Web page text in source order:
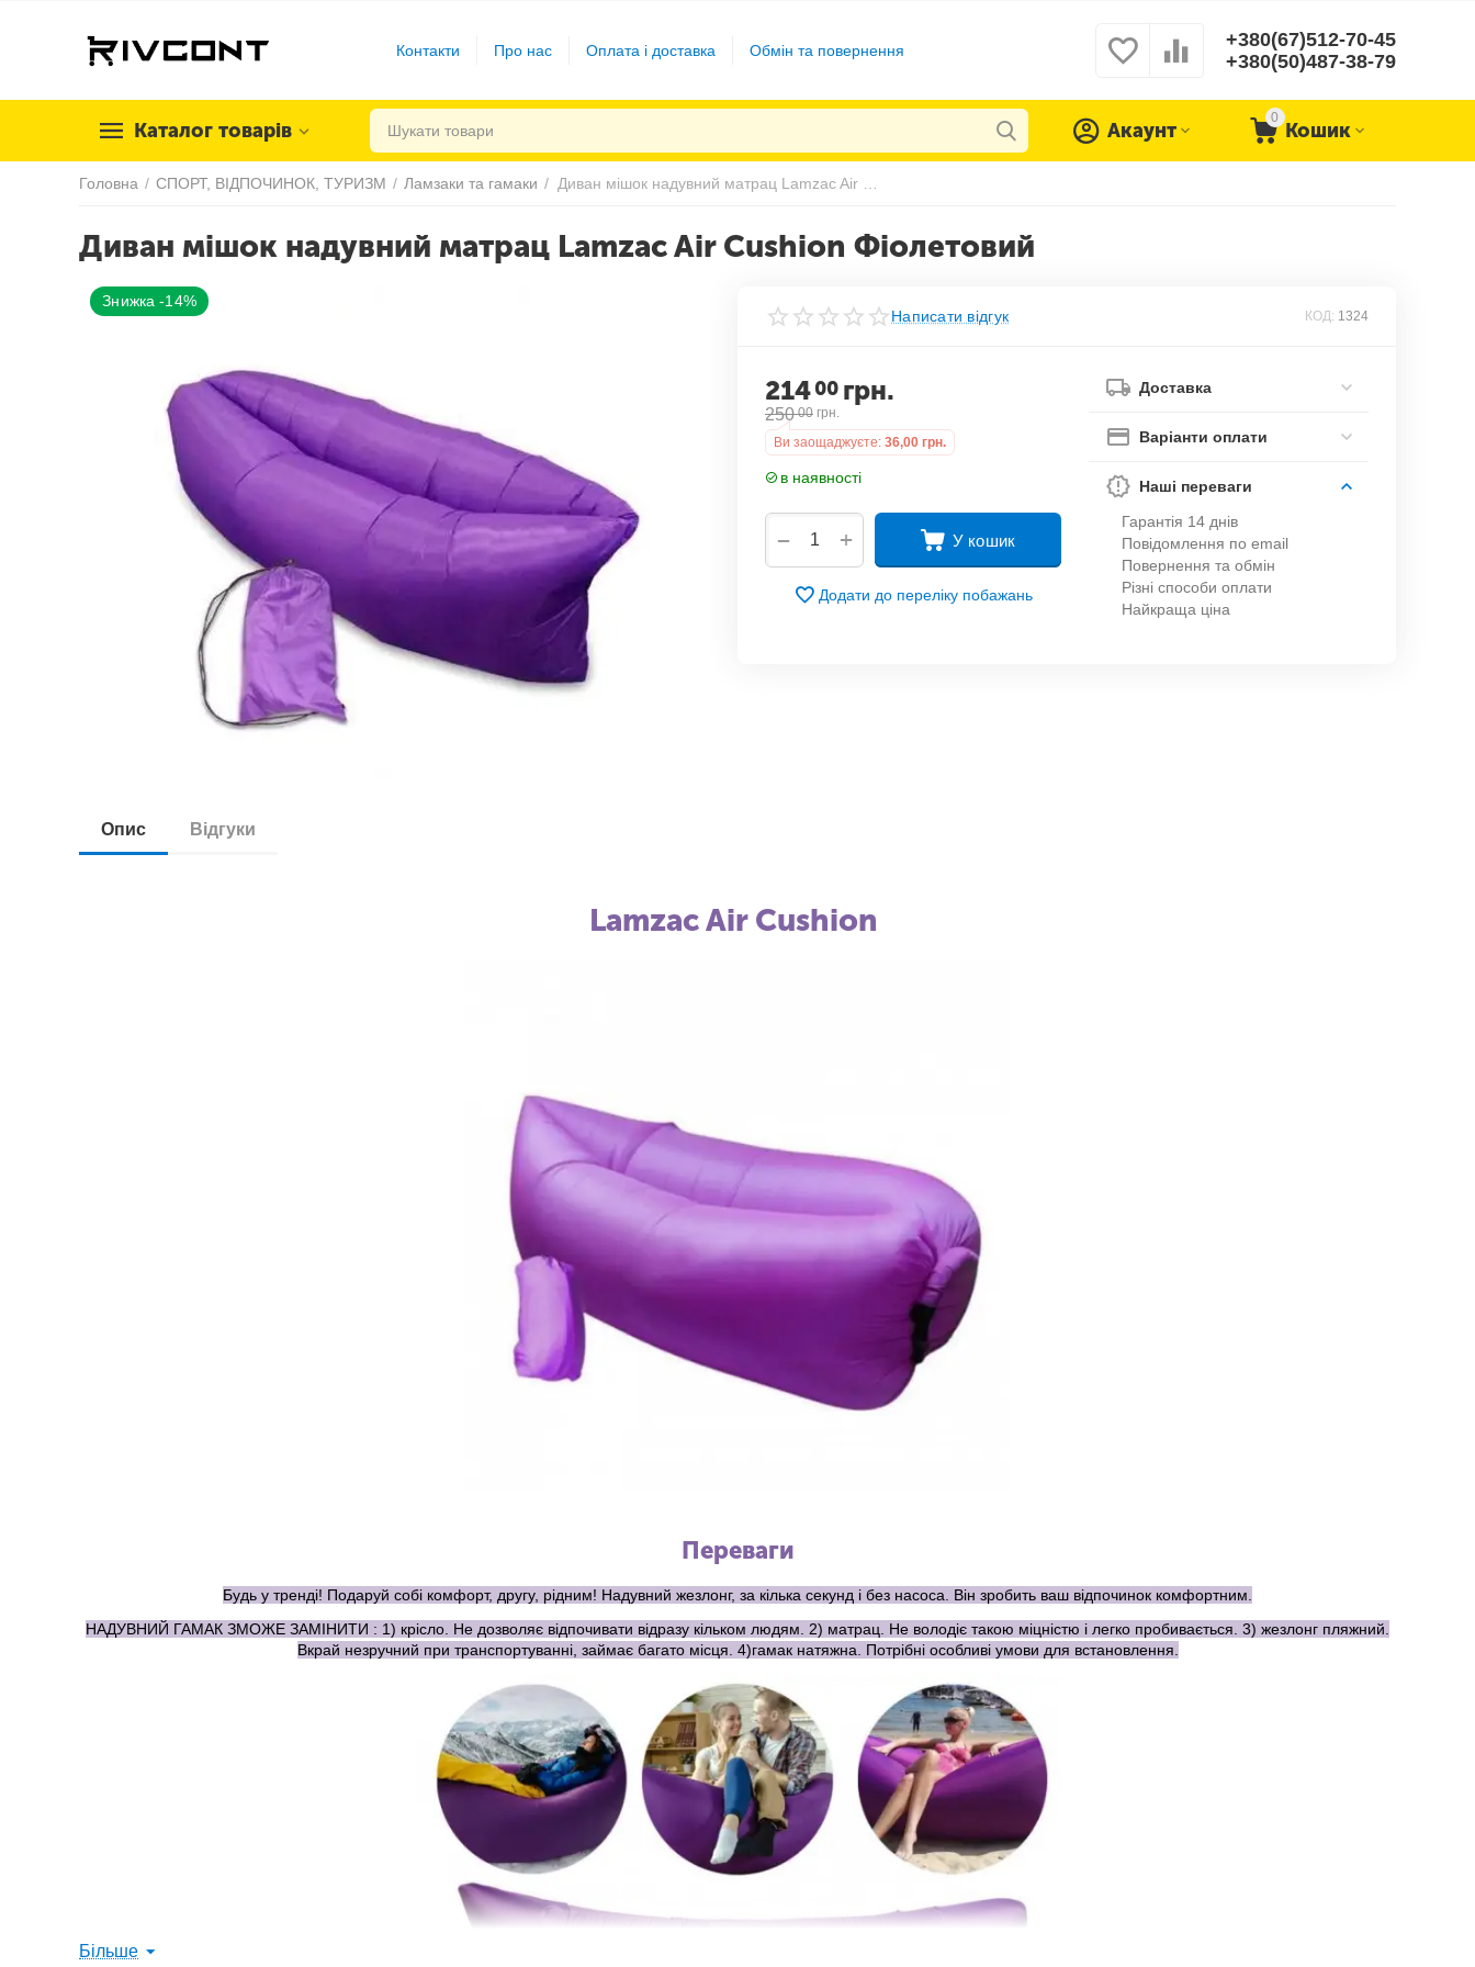
Контакти Про нас Оплата і доставка Обмін та повернення
+380(67)512-70-45
+380(50)487-38-79
Каталог товарів
0
Кошик
Акаунт
Головна / СПОРТ, ВІДПОЧИНОК, ТУРИЗМ / Ламзаки та гамаки /
Диван мішок надувний матрац Lamzac Air Cushion Фіолетовий
Знижка -14%
Написати відгук КОД: 1324
21400 грн.
250 00 грн.
Ви заощаджуєте: 36,00 грн.
в наявності
+
− У кошик
Додати до переліку побажань
Доставка
Варіанти оплати
Наші переваги
Гарантія 14 днів
Повідомлення по email
Повернення та обмін
Різні способи оплати
Найкраща ціна
Опис Відгуки
Lamzac Air Cushion
Переваги
Будь у тренді! Подаруй собі комфорт, другу, рідним! Надувний жезлонг, за кілька секунд і без насоса. Він зробить ваш відпочинок комфортним.
НАДУВНИЙ ГАМАК ЗМОЖЕ ЗАМІНИТИ : 1) крісло. Не дозволяє відпочивати відразу кільком людям. 2) матрац. Не володіє такою міцністю і легко пробивається. 3) жезлонг пляжний.
Вкрай незручний при транспортуванні, займає багато місця. 4)гамак натяжна. Потрібні особливі умови для встановлення.
Більше